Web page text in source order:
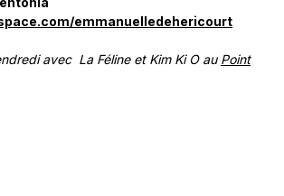
emmanuelledehericourt
avec La Féline et Kim Ki O au Point